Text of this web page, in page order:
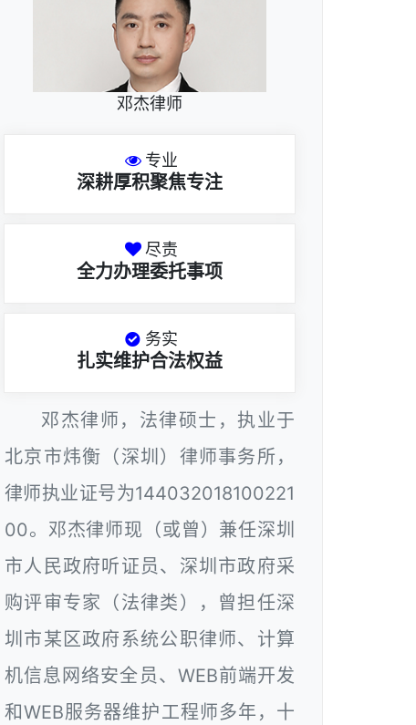
邓杰律师
专业
深耕厚积聚焦专注
尽责
全力办理委托事项
务实
扎实维护合法权益
邓杰律师，法律硕士，执业于
北京市炜衡（深圳）律师事务所，
律师执业证号为144032018100221
00。邓杰律师现（或曾）兼任深圳
市人民政府听证员、深圳市政府采
购评审专家（法律类），曾担任深
圳市某区政府系统公职律师、计算
机信息网络安全员、WEB前端开发
和WEB服务器维护工程师多年，十